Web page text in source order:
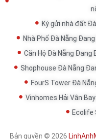
Ký gửi nhà đất
Nhà Phố Đà Nẵng Đang
Căn Hộ Đà Nẵng Đang
Shophouse Đà Nẵng
FourS Tower Đà
Vinhomes Hải Vân
Ecolife
Bản quyền © 2026